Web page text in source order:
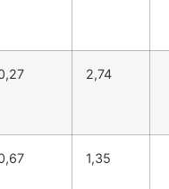
2,74
1,35